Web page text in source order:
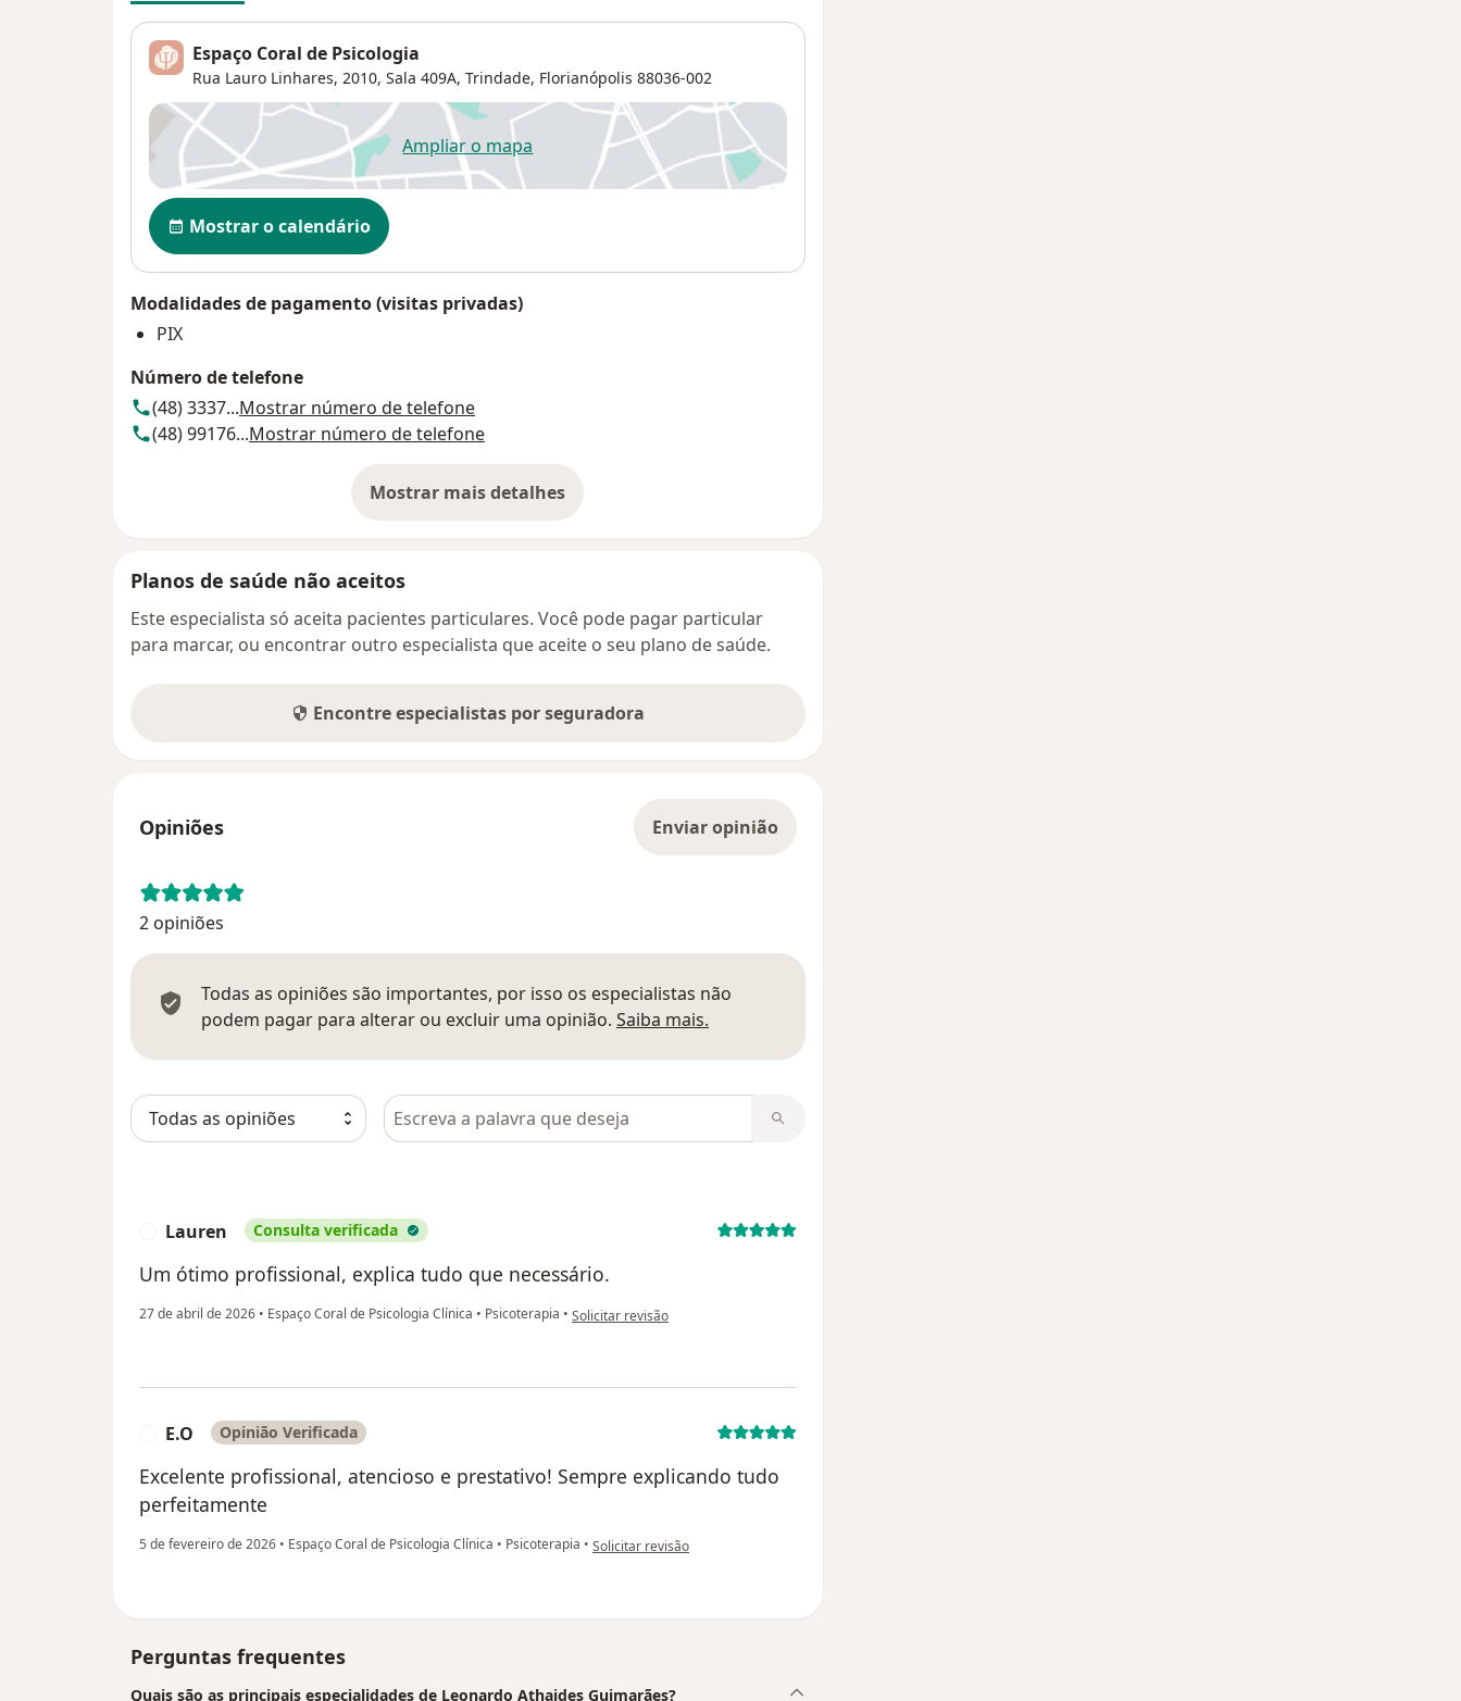
Espaço Coral de Psicologia
Rua Lauro Linhares, 2010, Sala 409A, Trindade, Florianópolis 88036-002
Ampliar o mapaabre num novo separador
Disponibilidade
Mostrar o calendário
Modalidades de pagamento (visitas privadas)
PIX
Número de telefone
(48) 3337...Mostrar número de telefone
(48) 99176...Mostrar número de telefone
Mostrar mais detalhes
sobre o endereço
Planos de saúde não aceitos
Este especialista só aceita pacientes particulares. Você pode pagar particular
para marcar, ou encontrar outro especialista que aceite o seu plano de saúde.
Encontre especialistas por seguradora
Opiniões Enviar opinião
2 opiniões
Todas as opiniões são importantes, por isso os especialistas não
podem pagar para alterar ou excluir uma opinião. Saiba mais.
Pesquisar em opiniões
Lauren Consulta verificada
Um ótimo profissional, explica tudo que necessário.
27 de abril de 2026 • Espaço Coral de Psicologia Clínica • Psicoterapia • na opinião do utilizador Lauren
Solicitar revisão
E.O Opinião Verificada
Excelente profissional, atencioso e prestativo! Sempre explicando tudo
perfeitamente
5 de fevereiro de 2026 • Espaço Coral de Psicologia Clínica • Psicoterapia • na opinião do utilizador E.O
Solicitar revisão
Perguntas frequentes
Quais são as principais especialidades de Leonardo Athaides Guimarães?